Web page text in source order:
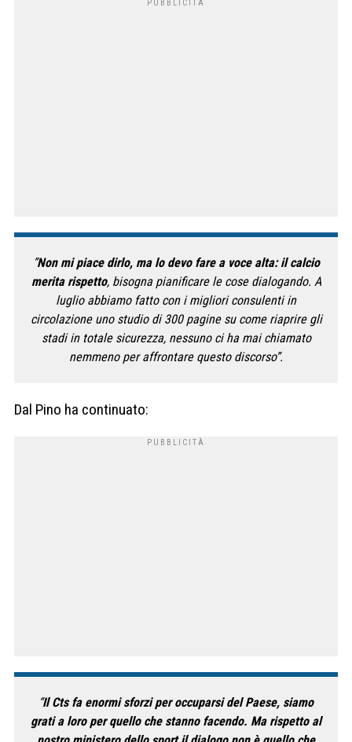
”Non mi piace dirlo, ma lo devo fare a voce alta: il calcio
merita rispetto, bisogna pianificare le cose dialogando. A
luglio abbiamo fatto con i migliori consulenti in
circolazione uno studio di 300 pagine su come riaprire gli
stadi in totale sicurezza, nessuno ci ha mai chiamato
nemmeno per affrontare questo discorso”.
Dal Pino ha continuato:
“Il Cts fa enormi sforzi per occuparsi del Paese, siamo
grati a loro per quello che stanno facendo. Ma rispetto al